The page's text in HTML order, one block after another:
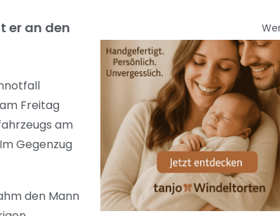
er an den
Freitag
am
Gegenzug
den Mann